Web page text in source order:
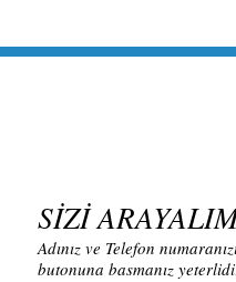
SİZİ
Adınız ve Telefon
butonuna basmanız